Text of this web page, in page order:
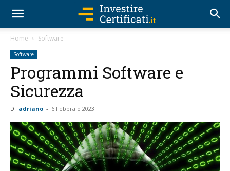
Home Software
Software
Programmi Software e
Sicurezza
Di adriano - 6 Febbraio 2023